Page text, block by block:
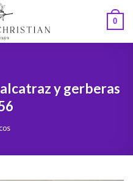
0
y gerberas